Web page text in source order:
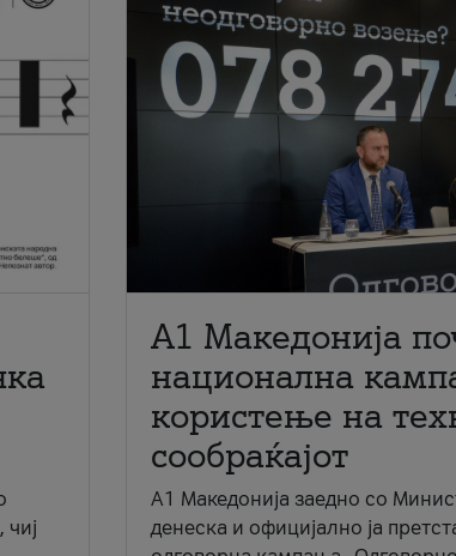
A1 Македонија
национална
користење на
сообраќајот
A1 Македонија заедно со
денеска и официјално ја